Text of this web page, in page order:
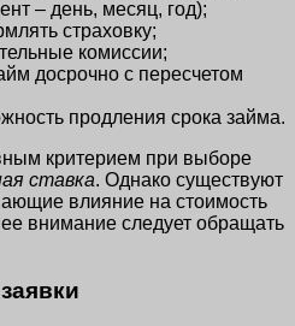
– день, месяц, год);
страховку;
комиссии;
досрочно с пересчетом
продления срока займа.
критерием при выборе
ставка. Однако существуют
влияние на стоимость
внимание следует обращать